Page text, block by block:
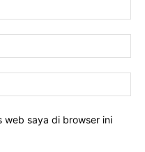
web saya di browser ini